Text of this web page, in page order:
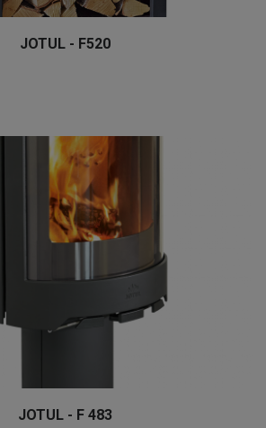
JOTUL - F520
JOTUL - F 483